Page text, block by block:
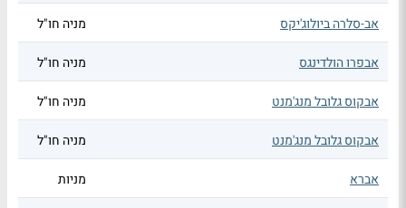
אב-סלרה ביולוג'יקס מניה חו"ל
אבפרו הולדינגס מניה חו"ל
אבקוס גלובל מנג'מנט מניה חו"ל
אבקוס גלובל מנג'מנט מניה חו"ל
אברא מניות